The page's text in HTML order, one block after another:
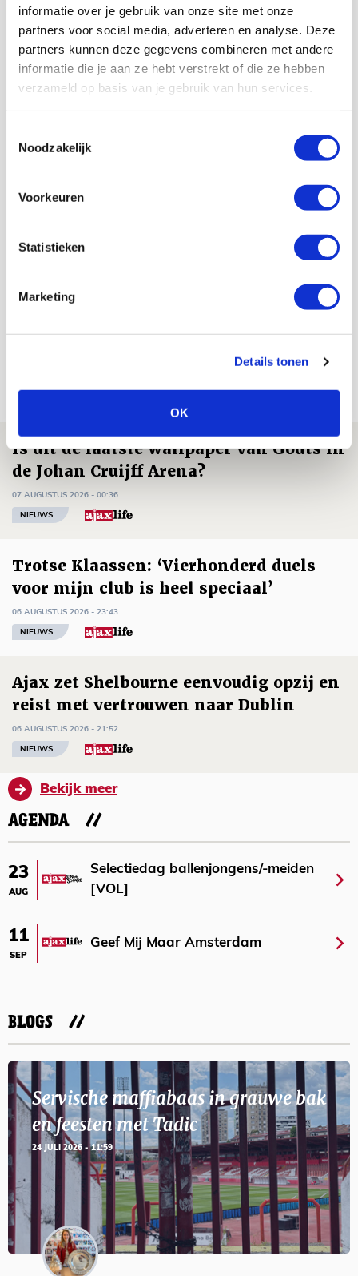
informatie over je gebruik van onze site met onze
partners voor social media, adverteren en analyse. Deze
partners kunnen deze gegevens combineren met andere
informatie die je aan ze hebt verstrekt of die ze hebben
verzameld op basis van je gebruik van hun services.
Noodzakelijk
Voorkeuren
Statistieken
Marketing
Details tonen
OK
Bekijk alle berichten van De Redactie
Is dit de laatste wallpaper van Godts in
de Johan Cruijff Arena?
07 AUGUSTUS 2026 - 00:36
NIEUWS
Trotse Klaassen: ‘Vierhonderd duels
voor mijn club is heel speciaal’
06 AUGUSTUS 2026 - 23:43
NIEUWS
Ajax zet Shelbourne eenvoudig opzij en
reist met vertrouwen naar Dublin
06 AUGUSTUS 2026 - 21:52
NIEUWS
Bekijk meer
AGENDA
23
AUG
Selectiedag ballenjongens/-meiden
[VOL]
11
SEP
Geef Mij Maar Amsterdam
BLOGS
Servische maffiabaas in grauwe bak
en feesten met Tadic
24 JULI 2026 - 11:59